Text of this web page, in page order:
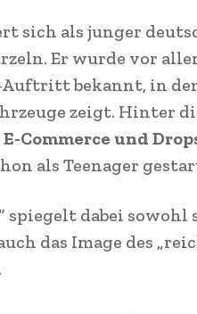
sich als junger
Er wurde vor
bekannt, in
zeigt. Hinter
E-Commerce und
als Teenager
spiegelt dabei sowohl
das Image des